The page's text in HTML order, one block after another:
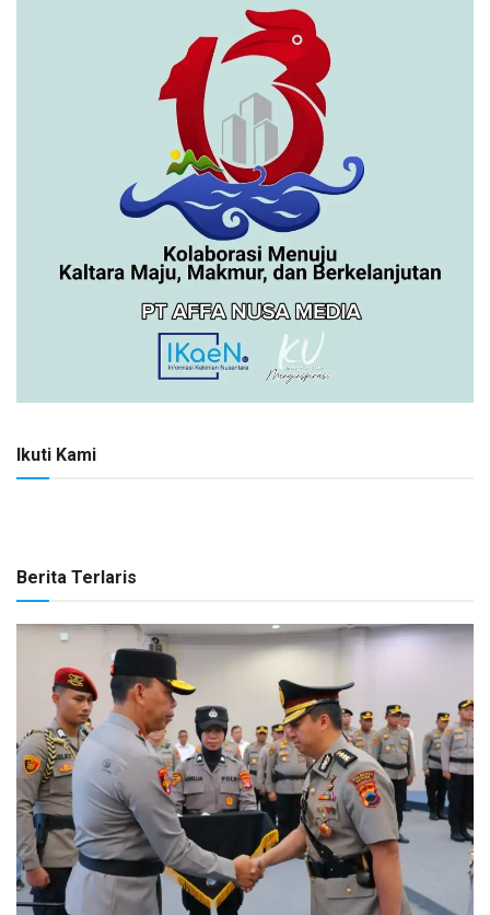
Ikuti Kami
Berita Terlaris